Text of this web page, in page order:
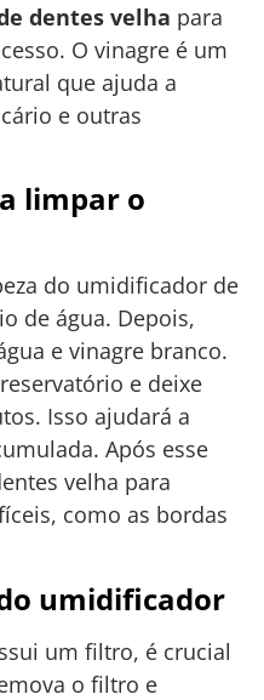
dentes velha para
O vinagre é um
que ajuda a
e outras
limpar o
do umidificador de
de água. Depois,
e vinagre branco.
e deixe
Isso ajudará a
Após esse
velha para
como as bordas
umidificador
um filtro, é crucial
o filtro e